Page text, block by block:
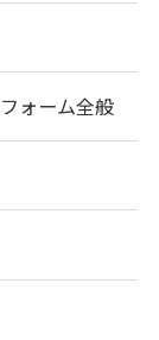
ォーム全般